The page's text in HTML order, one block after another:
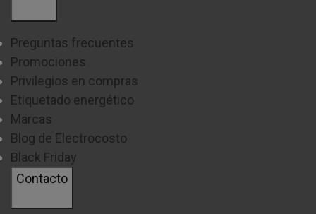
Preguntas frecuentes
Promociones
Privilegios en compras
Etiquetado energético
Marcas
Blog de Electrocosto
Black Friday
Contacto